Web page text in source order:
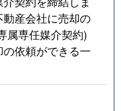
産会社に売却の
属専任媒介契約)
依頼ができる一